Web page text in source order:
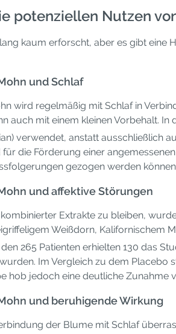
potenziellen Nutzen
kaum erforscht, aber es gibt eine
und Schlaf
wird regelmäßig mit Schlaf in
auch mit einem kleinen Vorbehalt.
verwendet, anstatt ausschließlich
die Förderung einer
gezogen werden
und affektive Störungen
Extrakte zu bleiben,
Weißdorn, Kalifornischem
265 Patienten erhielten 130 das
Im Vergleich zu dem Placebo
hob jedoch eine deutliche Zunahme
und beruhigende Wirkung
der Blume mit Schlaf